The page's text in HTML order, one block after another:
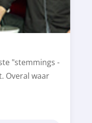
"stemmings -
Overal waar